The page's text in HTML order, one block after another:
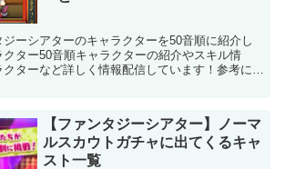
ーシアターのキャラクターを50音順に紹介し
ター50音順キャラクターの紹介やスキル情
ターなど詳しく情報配信しています！参考にし
【ファンタジーシアター】ノーマ
ルスカウトガチャに出てくるキャ
スト一覧